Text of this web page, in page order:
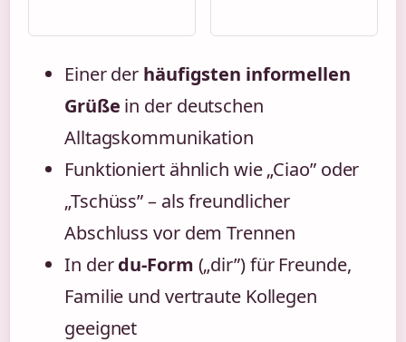
Einer der häufigsten informellen
Grüße in der deutschen
Alltagskommunikation
Funktioniert ähnlich wie „Ciao” oder
„Tschüss” – als freundlicher
Abschluss vor dem Trennen
In derdu-Form („dir”) für Freunde,
Familie und vertraute Kollegen
geeignet